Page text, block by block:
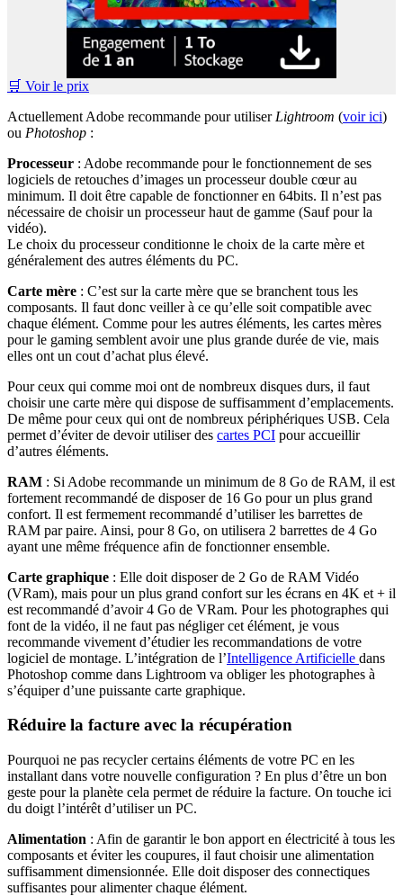
🛒 Voir le prix
Actuellement Adobe recommande pour utiliser Lightroom (voir ici)
ou Photoshop :
Processeur : Adobe recommande pour le fonctionnement de ses
logiciels de retouches d’images un processeur double cœur au
minimum. Il doit être capable de fonctionner en 64bits. Il n’est pas
nécessaire de choisir un processeur haut de gamme (Sauf pour la
vidéo).
Le choix du processeur conditionne le choix de la carte mère et
généralement des autres éléments du PC.
Carte mère : C’est sur la carte mère que se branchent tous les
composants. Il faut donc veiller à ce qu’elle soit compatible avec
chaque élément. Comme pour les autres éléments, les cartes mères
pour le gaming semblent avoir une plus grande durée de vie, mais
elles ont un cout d’achat plus élevé.
Pour ceux qui comme moi ont de nombreux disques durs, il faut
choisir une carte mère qui dispose de suffisamment d’emplacements.
De même pour ceux qui ont de nombreux périphériques USB. Cela
permet d’éviter de devoir utiliser des cartes PCI pour accueillir
d’autres éléments.
RAM : Si Adobe recommande un minimum de 8 Go de RAM, il est
fortement recommandé de disposer de 16 Go pour un plus grand
confort. Il est fermement recommandé d’utiliser les barrettes de
RAM par paire. Ainsi, pour 8 Go, on utilisera 2 barrettes de 4 Go
ayant une même fréquence afin de fonctionner ensemble.
Carte graphique : Elle doit disposer de 2 Go de RAM Vidéo
(VRam), mais pour un plus grand confort sur les écrans en 4K et + il
est recommandé d’avoir 4 Go de VRam. Pour les photographes qui
font de la vidéo, il ne faut pas négliger cet élément, je vous
recommande vivement d’étudier les recommandations de votre
logiciel de montage. L’intégration de l’Intelligence Artificielle dans
Photoshop comme dans Lightroom va obliger les photographes à
s’équiper d’une puissante carte graphique.
Réduire la facture avec la récupération
Pourquoi ne pas recycler certains éléments de votre PC en les
installant dans votre nouvelle configuration ? En plus d’être un bon
geste pour la planète cela permet de réduire la facture. On touche ici
du doigt l’intérêt d’utiliser un PC.
Alimentation : Afin de garantir le bon apport en électricité à tous les
composants et éviter les coupures, il faut choisir une alimentation
suffisamment dimensionnée. Elle doit disposer des connectiques
suffisantes pour alimenter chaque élément.